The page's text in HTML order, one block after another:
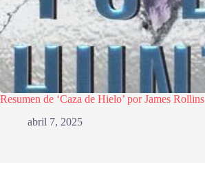
Resumen de ‘Caza de Hielo’ por James Rollins
abril 7, 2025